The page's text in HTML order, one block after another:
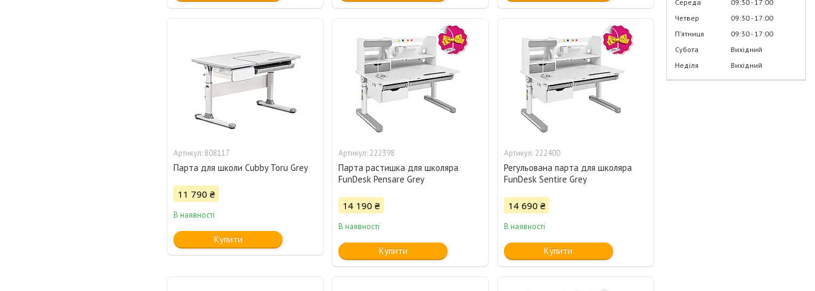
808117
Парта для школи Cubby Toru Grey
11 790 ₴
В наявності
Купити
222398
Парта растишка для школяра
FunDesk Pensare Grey
14 190 ₴
В наявності
Купити
222400
Регульована парта для школяра
FunDesk Sentire Grey
14 690 ₴
В наявності
Купити
Середа
09:30 17:00
Четвер
09:30 17:00
Пʼятниця
09:30 17:00
Субота
Вихідний
Неділя
Вихідний